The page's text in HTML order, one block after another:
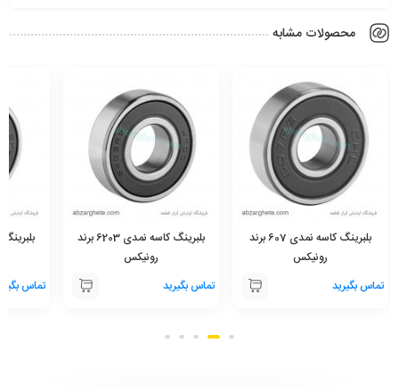
محصولات مشابه
بلبرینگ کاسه نمدی 607 برند
رونیکس
تماس بگیرید
بلبرینگ کاسه نمدی 6203 برند
رونیکس
تماس بگیرید
تماس